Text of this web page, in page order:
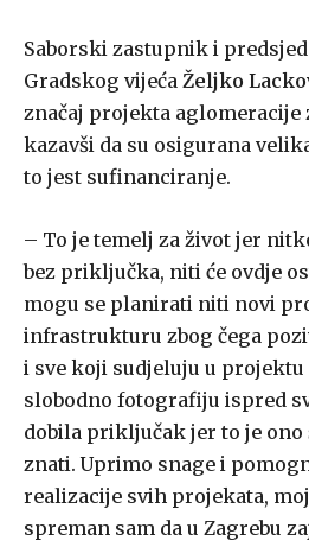
Saborski zastupnik i
Gradskog vijeća Željko
značaj projekta aglomeracije
kazavši da su osigurana
to jest sufinanciranje.
– To je temelj za život jer
bez priključka, niti će ovdje
mogu se planirati niti novi
infrastrukturu zbog čega
i sve koji sudjeluju u projektu
slobodno fotografiju ispred
dobila priključak jer to je ono
znati. Uprimo snage i
realizacije svih projekata,
spreman sam da u Zagrebu